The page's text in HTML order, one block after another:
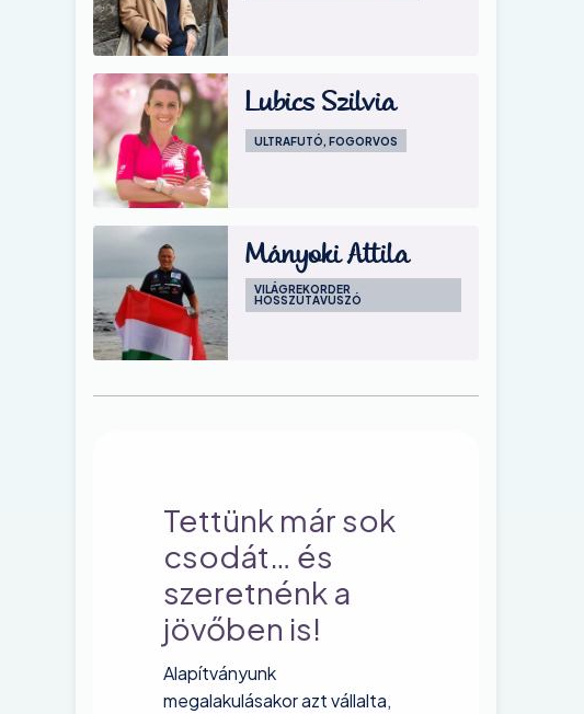
Image
Image
Lubics Szilvia
ULTRAFUTÓ, FOGORVOS
Mányoki Attila
VILÁGREKORDER
HOSSZÚTÁVÚSZÓ
Tettünk már sok
csodát… és
szeretnénk a
jövőben is!
Alapítványunk
megalakulásakor azt vállalta,